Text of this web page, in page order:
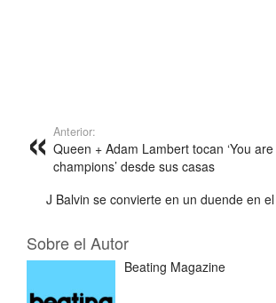
Anterior:
Queen + Adam Lambert tocan ‘You
champions’ desde sus casas
J Balvin se convierte en un duende en
Sobre el Autor
Beating Magazine